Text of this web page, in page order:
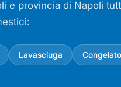
e provincia di Napoli
Lavasciuga